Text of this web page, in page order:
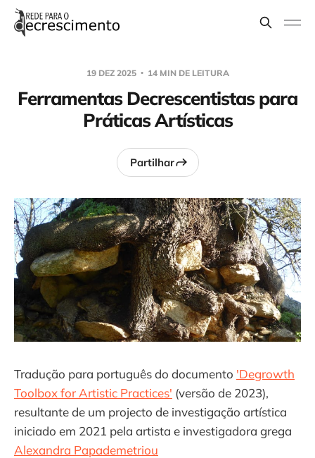
19 DEZ 2025 14 MIN DE LEITURA
Ferramentas Decrescentistas para
Práticas Artísticas
Partilhar
Tradução para português do documento 'Degrowth
Toolbox for Artistic Practices' (versão de 2023),
resultante de um projecto de investigação artística
iniciado em 2021 pela artista e investigadora grega
Alexandra Papademetriou